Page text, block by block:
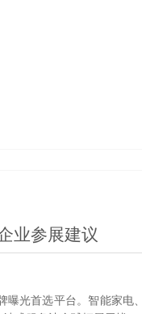
业参展建议
曝光首选平台。智能家电